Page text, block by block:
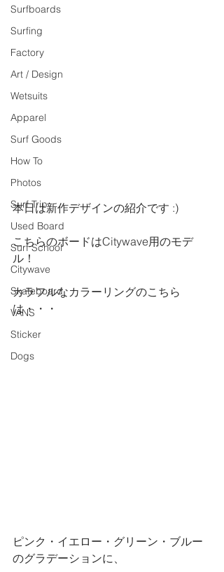
Surfboards
Surfing
Factory
Art / Design
Wetsuits
Apparel
Surf Goods
How To
Photos
Surf Trip
Used Board
Surf School
Citywave
Skateboard
VANS
Sticker
Dogs
本日は新作デザインの紹介です :)
こちらのボードはCitywave用のモデ
ル！
カラフルなカラーリングのこちら
は・・・
ピンク・イエロー・グリーン・ブルー
のグラデーションに、